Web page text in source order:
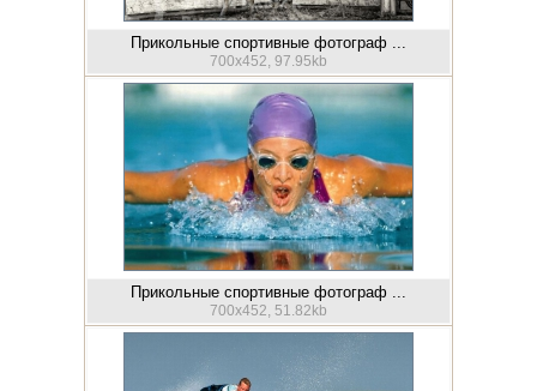
Прикольные спортивные фотограф ...
700x452, 97.95kb
Прикольные спортивные фотограф ...
700x452, 51.82kb